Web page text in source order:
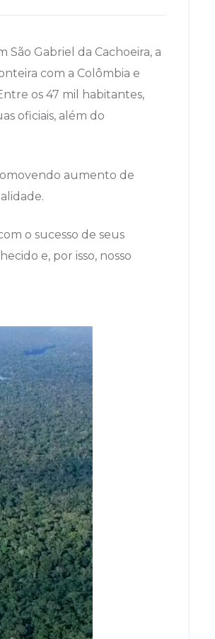
Gabriel da Cachoeira, a
com a Colômbia e
os 47 mil habitantes,
oficiais, além do
aumento de
o sucesso de seus
e, por isso, nosso